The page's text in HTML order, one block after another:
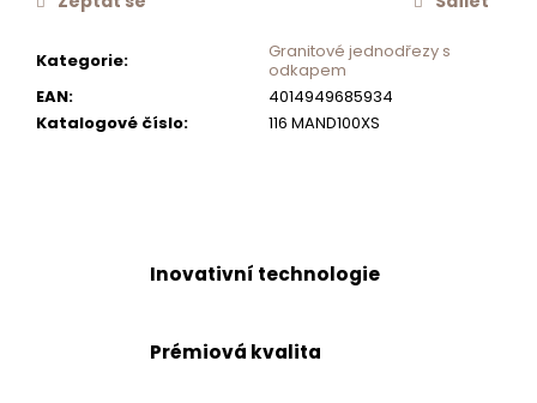
Kategorie:
Granitové jednodřezy s
odkapem
EAN:
4014949685934
Katalogové číslo: 116 MAND100XS
Inovativní technologie
Prémiová kvalita
e
SCHOCK
OTOČNÉ